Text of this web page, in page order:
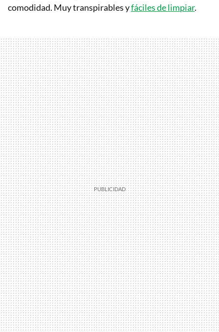
comodidad. Muy transpirables yfáciles de limpiar.